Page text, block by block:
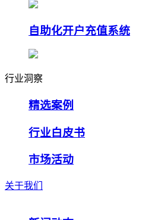
自助化开户充值系统
行业洞察
精选案例
行业白皮书
市场活动
关于我们